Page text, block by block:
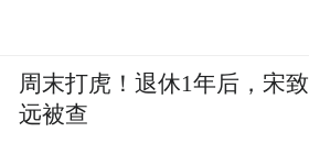
周末打虎！退休1年后，宋致
远被查